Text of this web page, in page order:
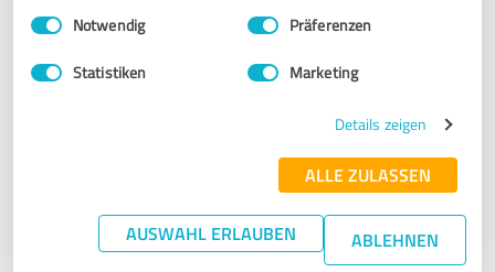
Impressum Datenschutzbestimmungen
Einwilligungsauswahl
Notwendig Präferenzen
Statistiken Marketing
Details zeigen
ALLE ZULASSEN
AUSWAHL ERLAUBEN ABLEHNEN
Versicherungsangelegenheit weiterhelfen konnte. :-)
Viele Grüße!
SEHR GUT Empfehlung